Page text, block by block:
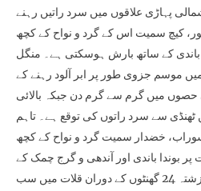
پہاڑی علاقوں میں سرد راتیں رہنے
کیچ سمیت اس کے گرد و نواح کے کچھ
باندی کے ساتھ بارش ہوسکتی ہے۔ منگل
موسم جزوی طور پر ابر آلود رہنے کے
میں گرم سے گرم دن جبکہ بالائی
ٹھنڈی سے سرد راتوں کی توقع ہے۔ تاہم
سوراب، خضدار سمیت گرد و نواح کے کچھ
بوندا باندی اور آندھی و گرج چمک کے
ساتھ بارش ہوسکتی ہے۔ گزشتہ 24 گھنٹوں کے دوران قلات میں سب